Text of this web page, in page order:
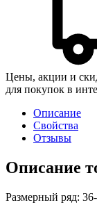
Цены, акции и
для покупок в
Описание
Свойства
Отзывы
Описание
Размерный ряд: 36-